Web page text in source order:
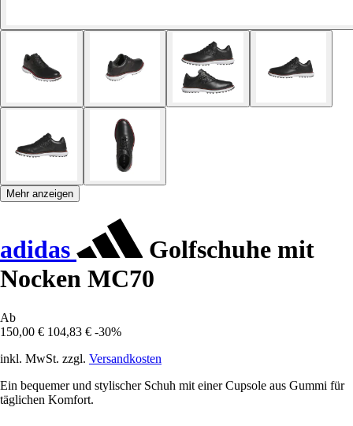
Mehr anzeigen
adidas
Golfschuhe mit
Nocken MC70
Ab
150,00 € 104,83 € -30%
inkl. MwSt. zzgl. Versandkosten
Ein bequemer und stylischer Schuh mit einer Cupsole aus Gummi für
täglichen Komfort.